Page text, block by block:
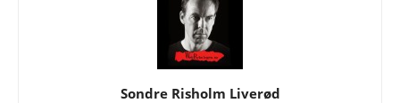
Sondre Risholm Liverød